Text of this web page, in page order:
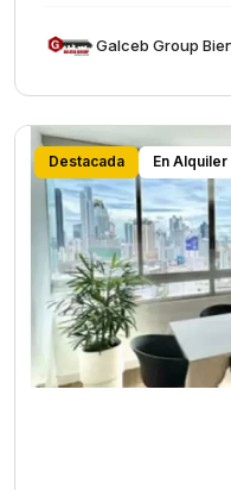
Destacada En Alquiler